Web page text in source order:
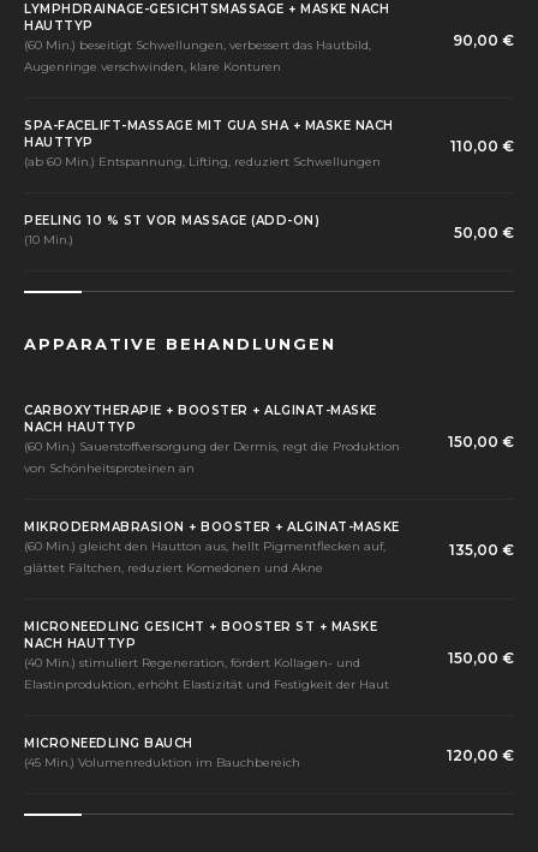
LYMPHDRAINAGE-GESICHTSMASSAGE + MASKE NACH
HAUTTYP
(60 Min.) beseitigt Schwellungen, verbessert das Hautbild,
Augenringe verschwinden, klare Konturen
90,00 €
SPA-FACELIFT-MASSAGE MIT GUA SHA + MASKE NACH
HAUTTYP
(ab 60 Min.) Entspannung, Lifting, reduziert Schwellungen
110,00 €
PEELING 10 % ST VOR MASSAGE (ADD-ON)
(10 Min.)
50,00 €
APPARATIVE BEHANDLUNGEN
CARBOXYTHERAPIE + BOOSTER + ALGINAT-MASKE
NACH HAUTTYP
(60 Min.) Sauerstoffversorgung der Dermis, regt die Produktion
von Schönheitsproteinen an
150,00 €
MIKRODERMABRASION + BOOSTER + ALGINAT-MASKE
(60 Min.) gleicht den Hautton aus, hellt Pigmentflecken auf,
glättet Fältchen, reduziert Komedonen und Akne
135,00 €
MICRONEEDLING GESICHT + BOOSTER ST + MASKE
NACH HAUTTYP
(40 Min.) stimuliert Regeneration, fördert Kollagen- und
Elastinproduktion, erhöht Elastizität und Festigkeit der Haut
150,00 €
MICRONEEDLING BAUCH
(45 Min.) Volumenreduktion im Bauchbereich
120,00 €